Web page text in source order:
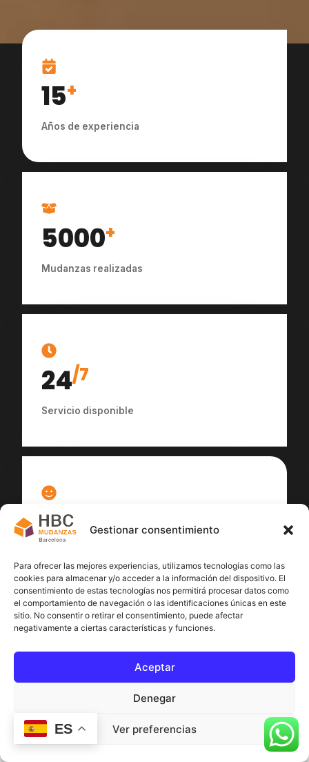
Gestionar consentimiento
Para ofrecer las mejores experiencias, utilizamos tecnologías como las
cookies para almacenar y/o acceder a la información del dispositivo. El
consentimiento de estas tecnologías nos permitirá procesar datos como
el comportamiento de navegación o las identificaciones únicas en este
sitio. No consentir o retirar el consentimiento, puede afectar
negativamente a ciertas características y funciones.
Aceptar
Denegar
Ver preferencias
15+
Años de experiencia
5000+
Mudanzas realizadas
24/7
Servicio disponible
100
ES